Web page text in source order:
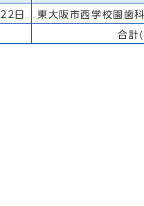
日 東大阪市西学校園歯
合計